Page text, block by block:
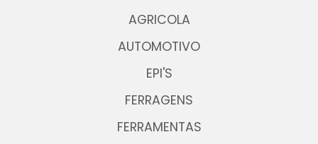
AGRICOLA
AUTOMOTIVO
EPI'S
FERRAGENS
FERRAMENTAS